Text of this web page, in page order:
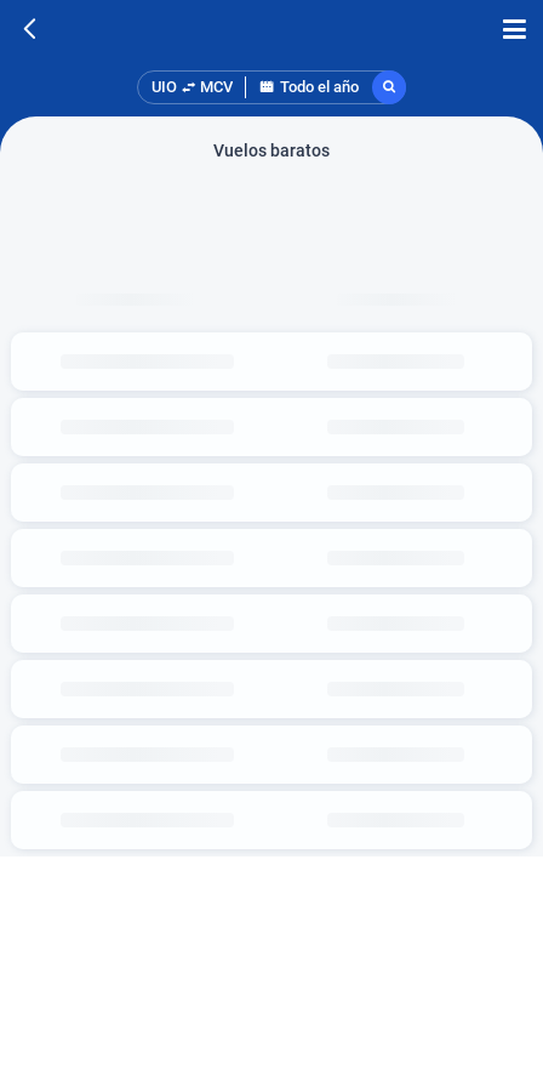
UIO MCV Todo el año
Vuelos baratos